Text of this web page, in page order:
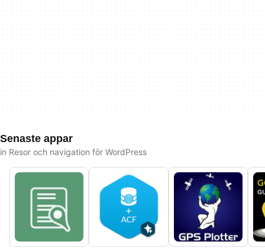
Senaste appar
in Resor och navigation för WordPress